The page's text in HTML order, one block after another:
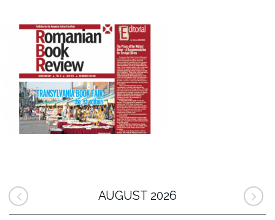
AUGUST 2026